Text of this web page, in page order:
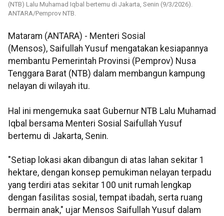
(NTB) Lalu Muhamad Iqbal bertemu di Jakarta, Senin (9/3/2026).
ANTARA/Pemprov NTB.
Mataram (ANTARA) - Menteri Sosial
(Mensos), Saifullah Yusuf mengatakan kesiapannya
membantu Pemerintah Provinsi (Pemprov) Nusa
Tenggara Barat (NTB) dalam membangun kampung
nelayan di wilayah itu.
Hal ini mengemuka saat Gubernur NTB Lalu Muhamad
Iqbal bersama Menteri Sosial Saifullah Yusuf
bertemu di Jakarta, Senin.
"Setiap lokasi akan dibangun di atas lahan sekitar 1
hektare, dengan konsep pemukiman nelayan terpadu
yang terdiri atas sekitar 100 unit rumah lengkap
dengan fasilitas sosial, tempat ibadah, serta ruang
bermain anak," ujar Mensos Saifullah Yusuf dalam